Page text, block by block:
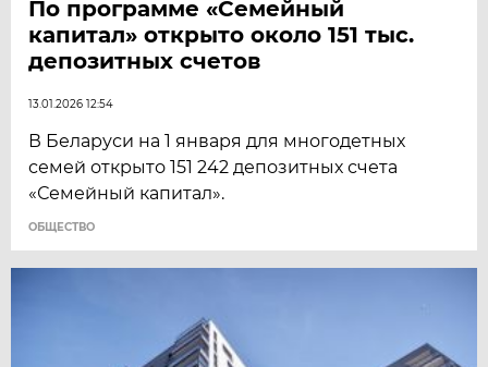
По программе «Семейный
капитал» открыто около 151 тыс.
депозитных счетов
13.01.2026 12:54
В Беларуси на 1 января для многодетных
семей открыто 151 242 депозитных счета
«Семейный капитал».
ОБЩЕСТВО